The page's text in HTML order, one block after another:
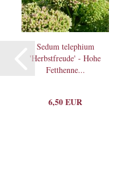
Sedum telephium
'Herbstfreude' - Hohe
Fetthenne...
6,50 EUR